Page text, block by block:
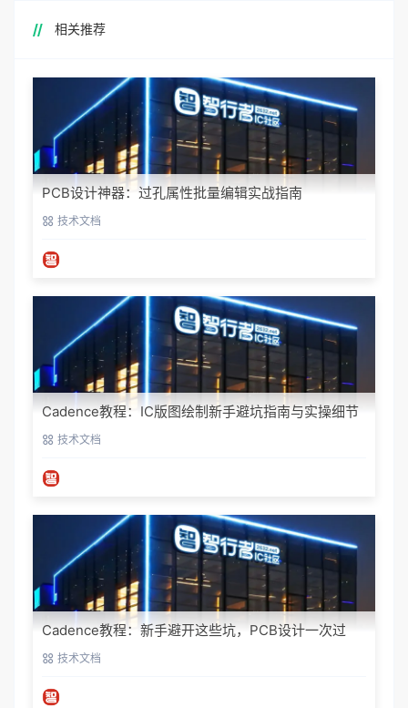
相关推荐
PCB设计神器：过孔属性批量编辑实战指南
技术文档
Cadence教程：IC版图绘制新手避坑指南与实操细节
技术文档
Cadence教程：新手避开这些坑，PCB设计一次过
技术文档